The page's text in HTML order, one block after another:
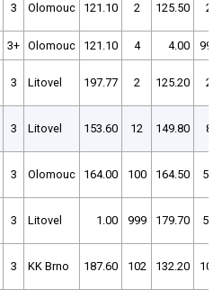
3 Olomouc 121.10 2 125.50 2
3+ Olomouc 121.10 4 4.00 999
3 Litovel 197.77 2 125.20 2
3 Litovel 153.60 12 149.80 8
3 Olomouc 164.00 100 164.50 52
3 Litovel 1.00 999 179.70 58
3 KK Brno 187.60 102 132.20 108